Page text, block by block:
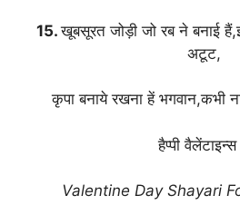
15.खूबसूरत जोड़ी जो रब ने बनाई
अटूट,
कृपा बनाये रखना हें भगवान,कभी
हैप्पी
Valentine Day Shayari